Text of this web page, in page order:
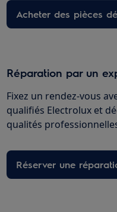
Acheter des pièces
Réparation par un
Fixez un rendez-vous
qualifiés Electrolux et
qualités
Réserver une